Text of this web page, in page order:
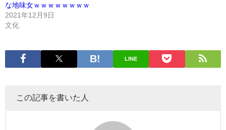
な地味女ｗｗｗｗｗｗｗｗ
2021年12月9日
文化
LINE
この記事を書いた人